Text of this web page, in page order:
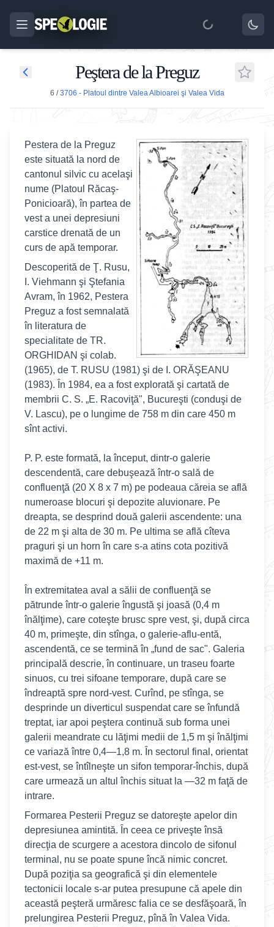
Peştera de la Preguz
6 /3706 - Platoul dintre Valea Albioarei şi Valea Vida
Pestera de la Preguz
este situată la nord de
cantonul silvic cu acelaşi
nume (Platoul Răcaş-
Ponicioară), în partea de
vest a unei depresiuni
carstice drenată de un
curs de apă temporar.
Descoperită de Ţ. Rusu,
I. Viehmann şi Ştefania
Avram, în 1962, Pestera
Preguz a fost semnalată
în literatura de
specialitate de TR.
ORGHIDAN şi colab.
(1965), de T. RUSU (1981) şi de I. ORĂŞEANU
(1983). În 1984, ea a fost explorată şi cartată de
membrii C. S. „E. Racoviţă", Bucureşti (conduşi de
V. Lascu), pe o lungime de 758 m din care 450 m
sînt activi.
P. P. este formată, la început, dintr-o galerie
descendentă, care debuşează într-o sală de
confluenţă (20 X 8 x 7 m) pe podeaua căreia se află
numeroase blocuri şi depozite aluvionare. Pe
dreapta, se desprind două galerii ascendente: una
de 22 m şi alta de 30 m. Pe ultima se află cîteva
praguri şi un horn în care s-a atins cota pozitivă
maximă de +11 m.
În extremitatea aval a sălii de confluenţă se
pătrunde într-o galerie îngustă şi joasă (0,4 m
înălţime), care coteşte brusc spre vest, şi, după circa
40 m, primeşte, din stînga, o galerie-aflu-entă,
ascendentă, ce se termină în „fund de sac". Galeria
principală descrie, în continuare, un traseu foarte
sinuos, cu trei sifoane temporare, după care se
îndreaptă spre nord-vest. Curînd, pe stînga, se
desprinde un diverticul suspendat care se înfundă
treptat, iar apoi peştera continuă sub forma unei
galerii meandrate cu lăţimi medii de 1,5 m şi înălţimi
ce variază între 0,4—1,8 m. În sectorul final, orientat
est-vest, se întîlneşte un sifon temporar-închis, după
care urmează un altul închis situat la —32 m faţă de
intrare.
Formarea Pesterii Preguz se datoreşte apelor din
depresiunea amintită. În ceea ce priveşte însă
direcţia de scurgere a acestora dincolo de sifonul
terminal, nu se poate spune încă nimic concret.
După poziţia sa geografică şi din elementele
tectonicii locale s-ar putea presupune că apele din
această peşteră urmăresc falia ce se desfăşoară, în
prelungirea Pesterii Preguz, pînă în Valea Vida.